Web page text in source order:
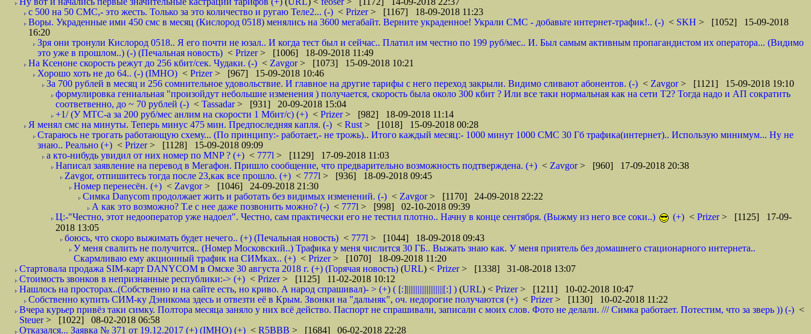
с 500 на 50 СМС,- это жесть. Только за это количество и ругаю Теле2... (-) < Prizer> [1167] 18-09-2018 11:23
Воры. Украденные ими 450 смс в месяц (Кислород 0518) менялись на 3600 мегабайт. Верните украденное! Украли СМС - добавьте интернет-трафик!.. (-) < SKH > [1052] 15-09-2018
16:20
Зря они тронули Кислород 0518.. Я его почти не юзал.. И когда тест был и сейчас.. Платил им честно по 199 руб/мес.. И. Был самым активным пропагандистом их оператора... (Видимо
это уже в прошлом..) (-) (Печальная новость) < Prizer> [1006] 18-09-2018 11:49
На Ксеноне скорость режут до 256 кбит/сек. Чудаки. (-) < Zavgor> [1073] 15-09-2018 10:21
Хорошо хоть не до 64.. (-) (IMHO) < Prizer> [967] 15-09-2018 10:46
За 700 рублей в месяц и 256 сомнительное удовольствие. И главное на другие тарифы с него переход закрыли. Видимо сливают абонентов. (-) < Zavgor> [1121] 15-09-2018 19:10
формулировка гениальная "произойдут небольшие изменения ) получается, скорость была около 300 кбит ? Или все таки нормальная как на сети Т2? Тогда надо и АП сократить
соответвенно, до ~ 70 рублей (-) < Tassadar> [931] 20-09-2018 15:04
+1/ (У МТС-а за 200 руб/мес анлим на скорости 1 Мбит/с) (+) < Prizer> [982] 18-09-2018 11:14
Я менял смс на минуты. Теперь минус 475 мин. Предпоследняя капля. (-) < Rust > [1018] 15-09-2018 00:28
Стараюсь не трогать работающую схему... (По принципу:- работает,- не трожь).. Итого каждый месяц:- 1000 минут 1000 СМС 30 Гб трафика(интернет).. Использую минимум... Ну не
знаю.. Реально (+) < Prizer> [1128] 15-09-2018 09:09
а кто-нибудь увидил от них номер по MNP ? (+) < 777l > [1129] 17-09-2018 11:03
Написал заявление на перевод в Мегафон. Пришло сообщение, что предварительно возможность подтверждена. (+) < Zavgor> [960] 17-09-2018 20:38
Zavgor, отпишитесь тогда после 23,как все прошло. (+) < 777l > [936] 18-09-2018 09:45
Номер перенесён. (+) < Zavgor> [1046] 24-09-2018 21:30
Симка Danycom продолжает жить и работать без видимых изменений. (-) < Zavgor> [1170] 24-09-2018 22:22
А как это возможно? Т.е с нее даже позвонить можно? (-) < 777l > [998] 02-10-2018 09:39
Ц:-"Честно, этот недооператор уже надоел". Честно, сам практически его не тестил плотно.. Начну в конце сентября. (Выжму из него все соки..)
(+) < Prizer> [1125] 17-09-
2018 13:05
боюсь, что скоро выжимать будет нечего.. (+) (Печальная новость) < 777l > [1044] 18-09-2018 09:43
У меня свалить не получится.. (Номер Московский..) Трафика у меня числится 30 ГБ.. Выжать знаю как. У меня приятель без домашнего стационарного интернета..
Скармливаю ему акционный трафик на СИМках.. (+) < Prizer> [1070] 18-09-2018 11:20
Стартовала продажа SIM-карт DANYCOM в Омске 30 августа 2018 г. (+) (Горячая новость) (URL) < Prizer> [1338] 31-08-2018 13:07
Стоимость звонков в непризнанные республики:-> (+) < Prizer> [1125] 11-02-2018 10:12
Нашлось на просторах..(Собственно и на сайте есть, но криво. А народ спрашивал)- > (+) ( [:]||||||||||||||||||||[:] ) (URL) < Prizer> [1211] 10-02-2018 10:47
Собственно купить СИМ-ку Дэникома здесь и отвезти её в Крым. Звонки на "дальняк", оч. недорогие получаются (+) < Prizer> [1130] 10-02-2018 11:22
Вчера курьер привёз таки симку. Полтора месяца заняло у них всё действо. Паспорт не спрашивали, записали с моих слов. Фото не делали. /// Симка работает. Потестим, что за зверь )) (-) <
Steuer> [1022] 08-02-2018 06:58
Отказался... Заявка № 371 от 19.12.2017 (+) (IMHO) (+) < R5BBB > [1684] 06-02-2018 22:28